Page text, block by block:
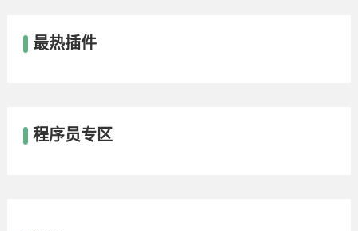
最热插件
程序员专区